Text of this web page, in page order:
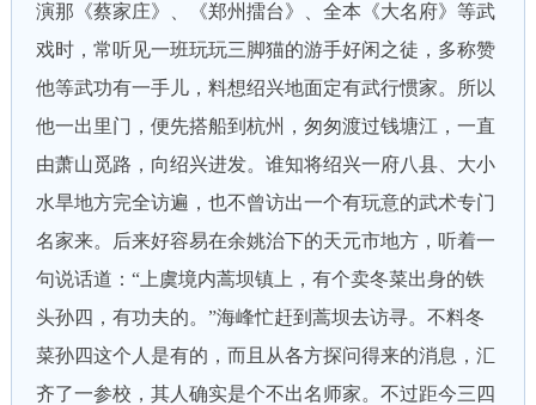
演那《蔡家庄》、《郑州擂台》、全本《大名府》等武
戏时，常听见一班玩玩三脚猫的游手好闲之徒，多称赞
他等武功有一手儿，料想绍兴地面定有武行惯家。所以
他一出里门，便先搭船到杭州，匆匆渡过钱塘江，一直
由萧山觅路，向绍兴进发。谁知将绍兴一府八县、大小
水旱地方完全访遍，也不曾访出一个有玩意的武术专门
名家来。后来好容易在余姚治下的天元市地方，听着一
句说话道：“上虞境内蒿坝镇上，有个卖冬菜出身的铁
头孙四，有功夫的。”海峰忙赶到蒿坝去访寻。不料冬
菜孙四这个人是有的，而且从各方探问得来的消息，汇
齐了一参校，其人确实是个不出名师家。不过距今三四